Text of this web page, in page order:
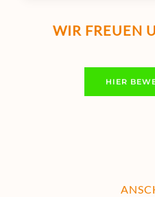
WIR FREUEN
HIER